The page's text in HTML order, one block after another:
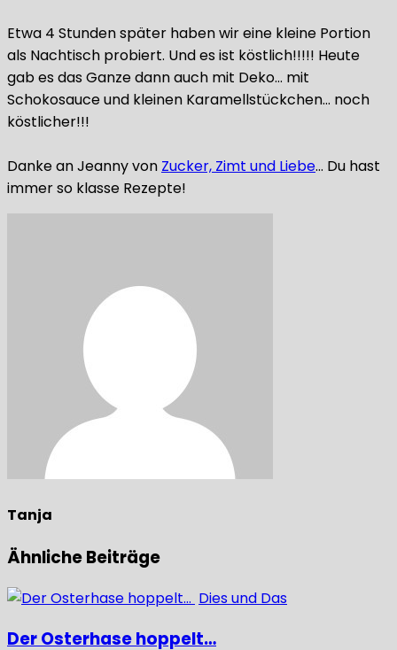
Etwa 4 Stunden später haben wir eine kleine Portion
als Nachtisch probiert. Und es ist köstlich!!!!! Heute
gab es das Ganze dann auch mit Deko… mit
Schokosauce und kleinen Karamellstückchen… noch
köstlicher!!!
Danke an Jeanny von Zucker, Zimt und Liebe… Du hast
immer so klasse Rezepte!
Tanja
Ähnliche Beiträge
Dies und Das
Der Osterhase hoppelt…